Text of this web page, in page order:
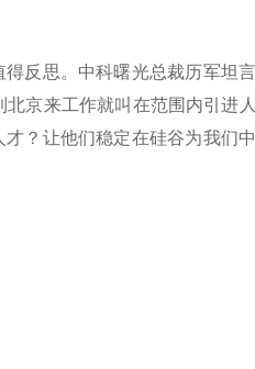
反思。中科曙光总裁历军坦
京来工作就叫在范围内引进
？让他们稳定在硅谷为我们